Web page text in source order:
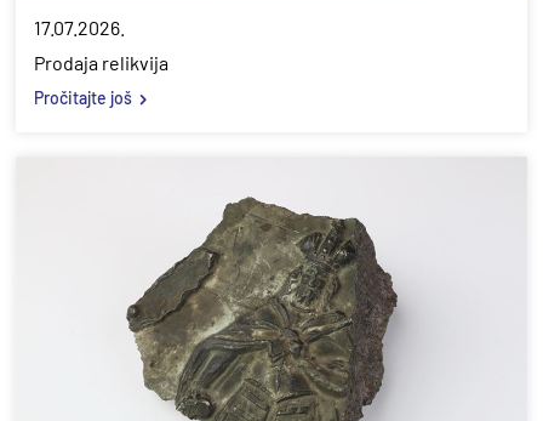
17.07.2026.
Prodaja relikvija
Pročitajte još